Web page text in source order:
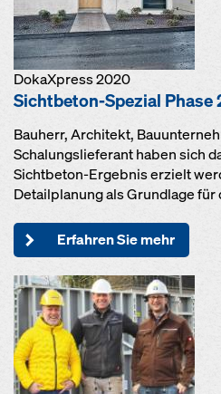
DokaXpress 2020
Sichtbeton-Spezial Phase
Bauherr, Architekt,
Schalungslieferant haben sich
Sichtbeton-Ergebnis erzielt
Detailplanung als Grundlage für
Erfahren Sie mehr